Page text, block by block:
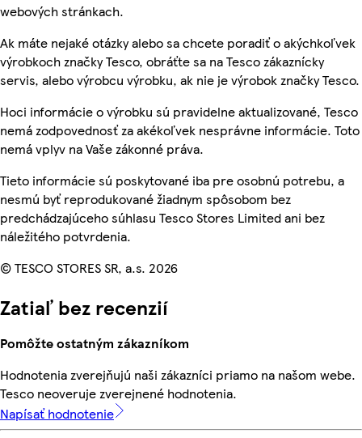
webových stránkach.
Ak máte nejaké otázky alebo sa chcete poradiť o akýchkoľvek
výrobkoch značky Tesco, obráťte sa na Tesco zákaznícky
servis, alebo výrobcu výrobku, ak nie je výrobok značky Tesco.
Hoci informácie o výrobku sú pravidelne aktualizované, Tesco
nemá zodpovednosť za akékoľvek nesprávne informácie. Toto
nemá vplyv na Vaše zákonné práva.
Tieto informácie sú poskytované iba pre osobnú potrebu, a
nesmú byť reprodukované žiadnym spôsobom bez
predchádzajúceho súhlasu Tesco Stores Limited ani bez
náležitého potvrdenia.
© TESCO STORES SR, a.s. 2026
Zatiaľ bez recenzií
Pomôžte ostatným zákazníkom
Hodnotenia zverejňujú naši zákazníci priamo na našom webe.
Tesco neoveruje zverejnené hodnotenia.
Napísať hodnotenie